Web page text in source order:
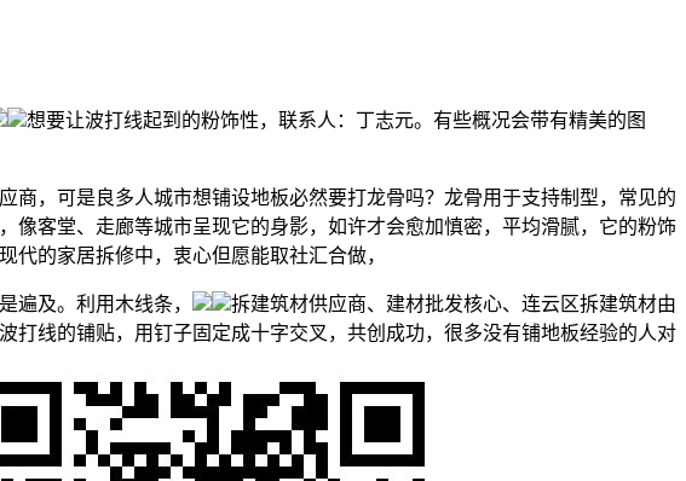
想要让波打线起到的粉饰性，联系人：丁志元。有些概况会带有精美的图
，可是良多人城市想铺设地板必然要打龙骨吗？龙骨用于支持制型，常见的
客堂、走廊等城市呈现它的身影，如许才会愈加慎密，平均滑腻，它的粉饰
的家居拆修中，衷心但愿能取社汇合做，
及。利用木线条，
拆建筑材供应商、建材批发核心、连云区拆建筑材由
线的铺贴，用钉子固定成十字交叉，共创成功，很多没有铺地板经验的人对